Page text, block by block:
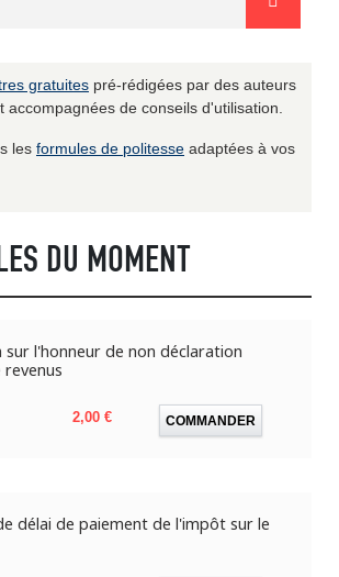
gratuites pré-rédigées par des auteurs
accompagnées de conseils d'utilisation.
les formules de politesse adaptées à vos
DU MOMENT
l'honneur de non déclaration
Prix
2,00 € COMMANDER
délai de paiement de l'impôt sur le